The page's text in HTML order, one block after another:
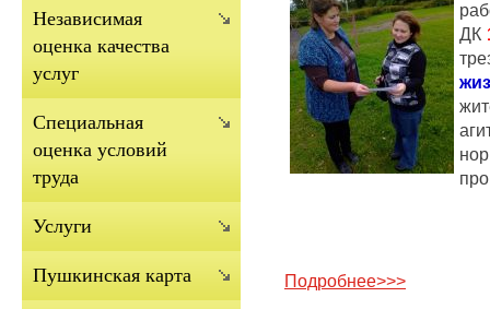
ДК
Подробнее>>>
Независимая
оценка качества
услуг
Cпециальная
оценка условий
труда
Услуги
Пушкинская карта